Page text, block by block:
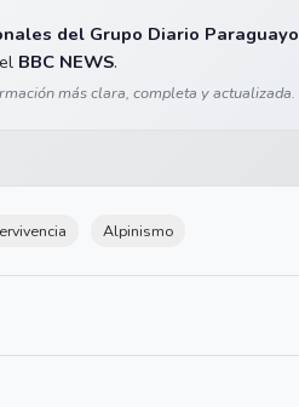
del Grupo Diario Paraguayo
BBC NEWS.
más clara, completa y actualizada.
Alpinismo